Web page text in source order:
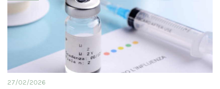
27/02/2026